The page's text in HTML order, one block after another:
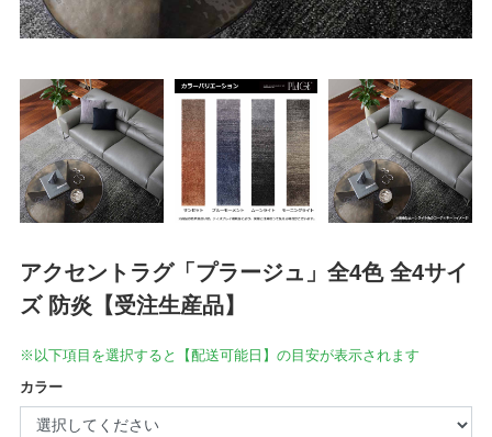
アクセントラグ「プラージュ」全4色 全4サイ
ズ 防炎【受注生産品】
※以下項目を選択すると【配送可能日】の目安が表示されます
カラー